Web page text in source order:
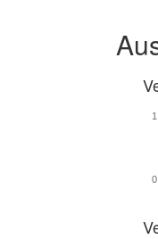
0
1